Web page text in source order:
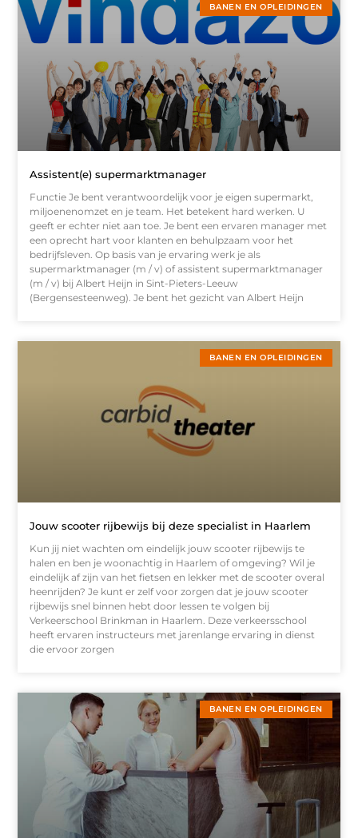
BANEN EN OPLEIDINGEN
Assistent(e) supermarktmanager
Functie Je bent verantwoordelijk voor je eigen supermarkt,
miljoenenomzet en je team. Het betekent hard werken. U
geeft er echter niet aan toe. Je bent een ervaren manager met
een oprecht hart voor klanten en behulpzaam voor het
bedrijfsleven. Op basis van je ervaring werk je als
supermarktmanager (m / v) of assistent supermarktmanager
(m / v) bij Albert Heijn in Sint-Pieters-Leeuw
(Bergensesteenweg). Je bent het gezicht van Albert Heijn
BANEN EN OPLEIDINGEN
Jouw scooter rijbewijs bij deze specialist in Haarlem
Kun jij niet wachten om eindelijk jouw scooter rijbewijs te
halen en ben je woonachtig in Haarlem of omgeving? Wil je
eindelijk af zijn van het fietsen en lekker met de scooter overal
heenrijden? Je kunt er zelf voor zorgen dat je jouw scooter
rijbewijs snel binnen hebt door lessen te volgen bij
Verkeerschool Brinkman in Haarlem. Deze verkeersschool
heeft ervaren instructeurs met jarenlange ervaring in dienst
die ervoor zorgen
BANEN EN OPLEIDINGEN